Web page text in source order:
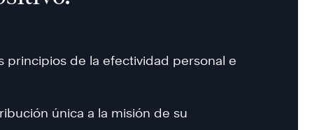
principios de la efectividad personal e
única a la misión de su